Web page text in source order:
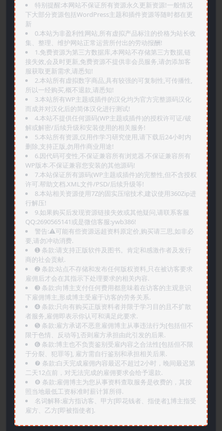
特别提醒:本网站不保证所有资源永久更新资源!一般情况
下大部分资源包括WordPress主题和插件资源等随时都在更
新
0.本站为非盈利性网站,所有虚拟产品标注的价格为站长收
集、整理、维护网站正常运营所付出的劳动报酬!
1.免费资源为第三方数据库,本网站不存储第三方数据,链
接失效,会及时更新,免费资源不提供非会员服务,请勿添加客
服获取更新需求,请悉知!
2.本站所有虚拟数字商品,具有较强的可复制性,可传播性,
所以一经购买,概不退款,请悉知!
3.本站所有WP主题或插件的汉化均为官方完整源码汉化
而成并对汉化后的简体汉化进行测试!
4.本站不提供任何源码(WP主题或插件)的授权许可证/破
解或解密/后续升级和安装使用的相关服务!
5.本站所有资源,仅用作学习研究使用,请下载后24小时内
删除,支持正版,勿用作商业用途!
6.因代码可变性,不保证兼容所有浏览器.不保证兼容所有
WP版本.不保证兼容您安装的其他源码!
7.本站保证所有源码(WP主题或插件)的完整性,但不含授权
许可.帮助文档.XML文件/PSD/后续升级等!
8.本站相关资源使用7Z的固实压缩技术,建议使用360Zip进
行解压!
9.如果购买后发现资源链接失效或其他疑问,请联系客服
QQ:2690565141或是微信客服:ywb386!
警告:⚠️可能有些资源远超资料原定价,购买请三思,如非必
要,请勿冲动消费.
➊️ 条款:请支持正版软件及图书。肯定和感激作者及发行
商的社会贡献.
➋️ 条款:站点不存储和发布任何版权资料,只在被访客要求
雇佣后才会在其指示下处理要求的相关内容.
➌️ 条款:向博主支付任何费用都意味着在访客的主观意识
下雇佣博主,形成博主受雇于访客的劳务关系.
➍️ 条款:只向有购买正版资料者并限于学习目的且不扩散
者服务,雇佣即表示你认可和满足此要求.
➎ 条款:雇方承诺不恶意雇佣博主从事违法行为[包括但不
限于色情、反动等],否则雇方承担由此引发的后果.
➏️ 条款:博主也不负责鉴别受雇内容之合法性[包括但不限
于分裂、犯罪等], 雇方需自行鉴别和承担相关后果.
❼ 条款:白天完成雇佣内容最迟不超过2小时，晚间最迟第
二天12点前，对无法完成的雇佣要求会给予退款.
❽ 条款:雇佣博主为您从事资料查取服务是收费的，其按
照当地最低工资标准时薪计算所得.
名词解释:雇方指访客、甲方[即花钱者、指使者],博主指受
雇方、乙方[即被指使者].